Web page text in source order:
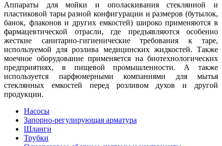
Аппараты для мойки и ополаскивания стеклянной и
пластиковой тары разной конфигурации и размеров (бутылок,
банок, флаконов и других емкостей) широко применяются в
фармацевтической отрасли, где предъявляются особенно
жесткие санитарно-гигиенические требования к таре,
используемой для розлива медицинских жидкостей. Также
моечное оборудование применяется на биотехнологических
предприятиях, в пищевой промышленности. А также
используется парфюмерными компаниями для мытья
стеклянных емкостей перед розливом духов и другой
продукции.
Насосы
Запорно-регулирующая арматура
Шланги
Трубки